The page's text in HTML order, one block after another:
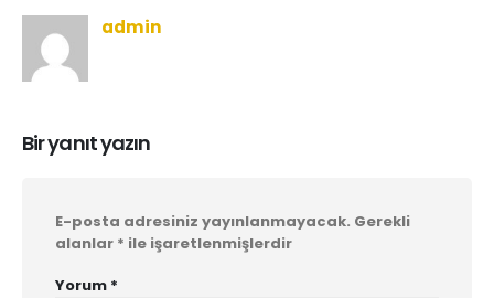
admin
Bir yanıt yazın
E-posta adresiniz yayınlanmayacak. Gerekli
alanlar * ile işaretlenmişlerdir
Yorum *